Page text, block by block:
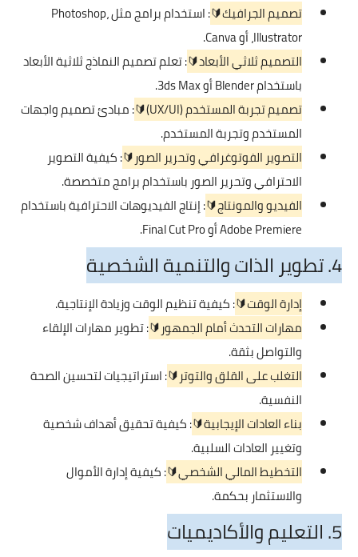
تصميم الجرافيك🔰
: استخدام برامج مثل Photoshop،
Illustrator، أو Canva.
التصميم ثلاثي الأبعاد🔰: تعلم تصميم النماذج ثلاثية الأبعاد
باستخدام Blender أو 3ds Max.
تصميم تجربة المستخدم (UX/UI)🔰
: مبادئ تصميم واجهات
المستخدم وتجربة المستخدم.
التصوير الفوتوغرافي وتحرير الصور🔰: كيفية التصوير
الاحترافي وتحرير الصور باستخدام برامج متخصصة.
الفيديو والمونتاج🔰: إنتاج الفيديوهات الاحترافية باستخدام
Adobe Premiere أو Final Cut Pro.
4. تطوير الذات والتنمية الشخصية
إدارة الوقت🔰: كيفية تنظيم الوقت وزيادة الإنتاجية.
مهارات التحدث أمام الجمهور🔰: تطوير مهارات الإلقاء
والتواصل بثقة.
التغلب على القلق والتوتر🔰: استراتيجيات لتحسين الصحة
النفسية.
بناء العادات الإيجابية🔰: كيفية تحقيق أهداف شخصية
وتغيير العادات السلبية.
التخطيط المالي الشخصي🔰: كيفية إدارة الأموال
والاستثمار بحكمة.
5. التعليم والأكاديميات